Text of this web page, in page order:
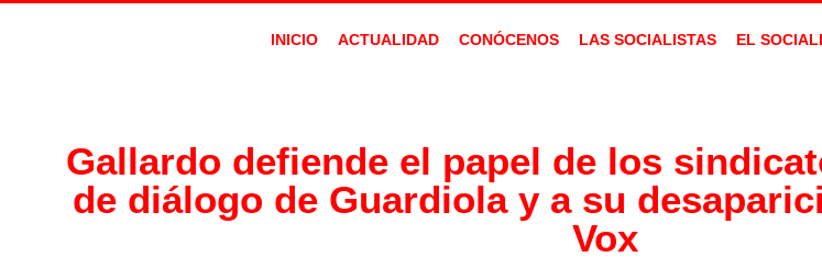
INICIO ACTUALIDAD CONÓCENOS LAS SOCIALISTAS EL
Gallardo defiende el papel de los
de diálogo de Guardiola y a su
Vox